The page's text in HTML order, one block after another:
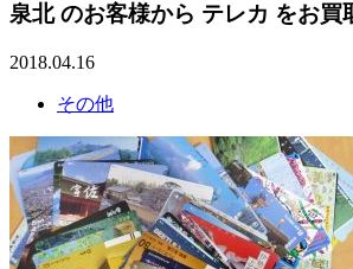
泉北 のお客様から テレカ をお
2018.04.16
その他